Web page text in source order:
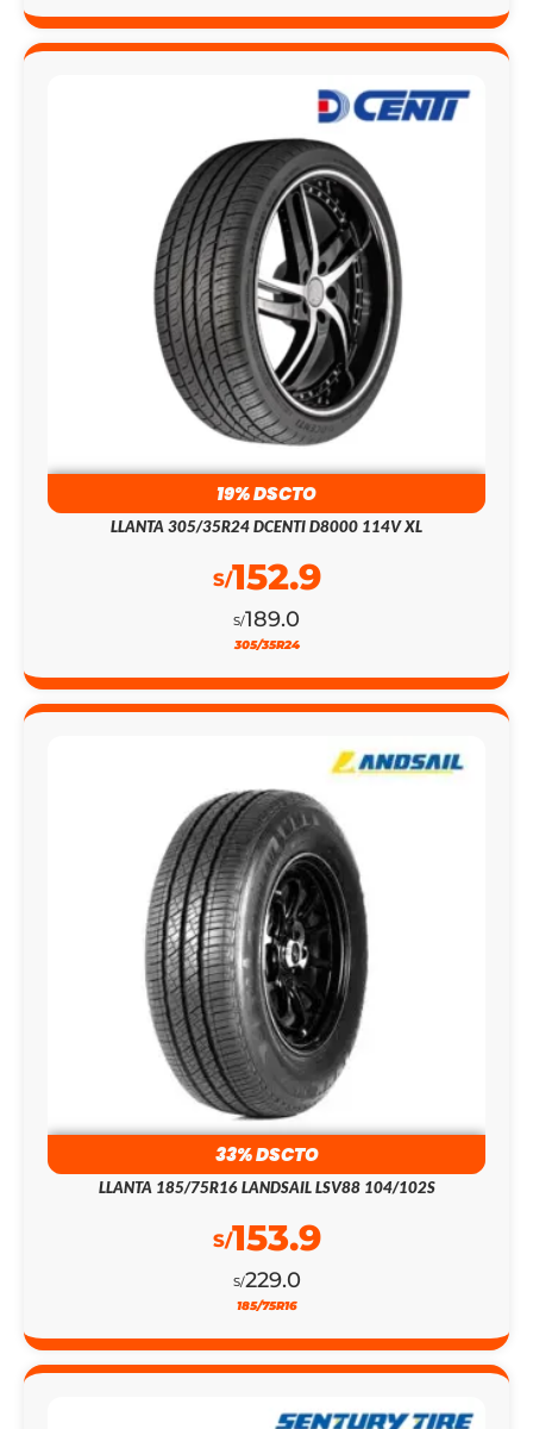
19% DSCTO
LLANTA 305/35R24 DCENTI D8000 114V XL
S/189.0
S/152.9
305/35R24
33% DSCTO
LLANTA 185/75R16 LANDSAIL LSV88 104/102S
S/229.0
S/153.9
185/75R16